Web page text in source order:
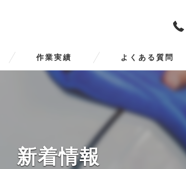
作業実績 よくある質問
新着情報